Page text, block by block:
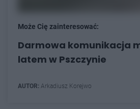
Może Cię zainteresować:
Darmowa komunikacja
latem w Pszczynie
AUTOR: Arkadiusz Korejwo